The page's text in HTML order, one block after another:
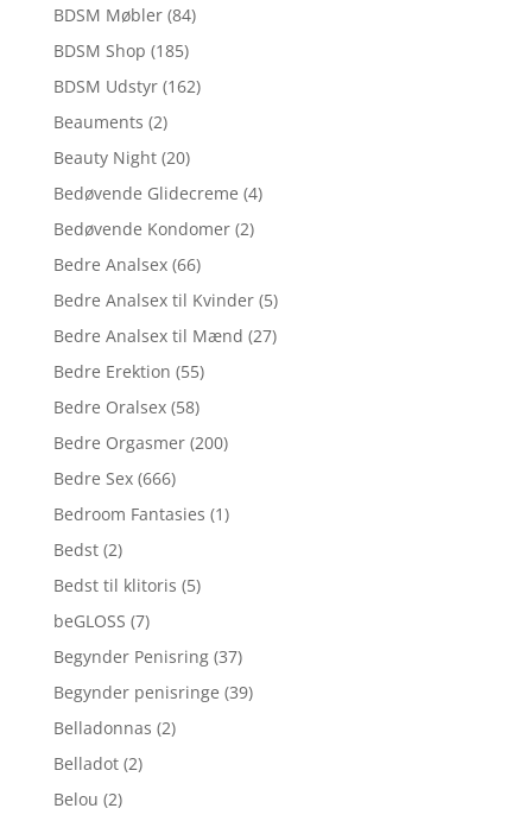
BDSM Møbler (84)
BDSM Shop (185)
BDSM Udstyr (162)
Beauments (2)
Beauty Night (20)
Bedøvende Glidecreme (4)
Bedøvende Kondomer (2)
Bedre Analsex (66)
Bedre Analsex til Kvinder (5)
Bedre Analsex til Mænd (27)
Bedre Erektion (55)
Bedre Oralsex (58)
Bedre Orgasmer (200)
Bedre Sex (666)
Bedroom Fantasies (1)
Bedst (2)
Bedst til klitoris (5)
beGLOSS (7)
Begynder Penisring (37)
Begynder penisringe (39)
Belladonnas (2)
Belladot (2)
Belou (2)